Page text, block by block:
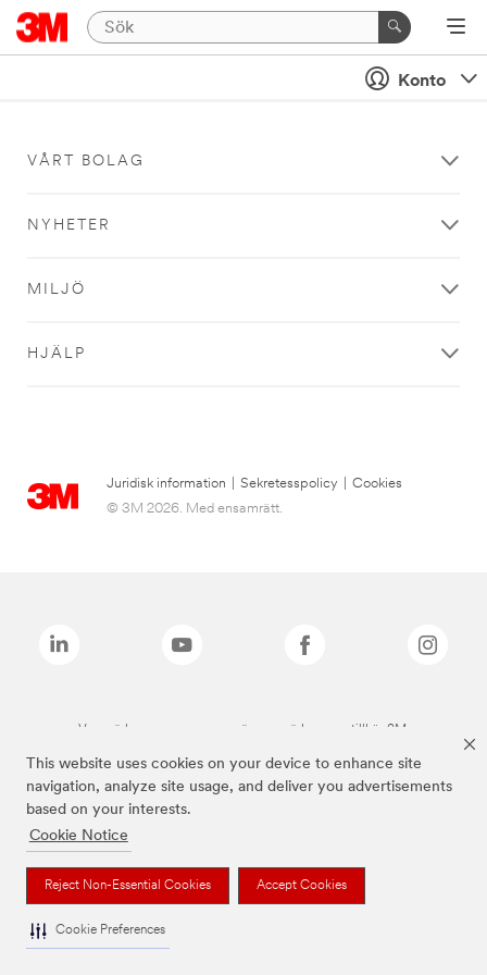
This website uses cookies on your device to enhance site
navigation, analyze site usage, and deliver you advertisements
based on your interests.
Cookie Notice
Reject Non-Essential Cookies Accept Cookies
Cookie Preferences
Konto
VÅRT BOLAG
NYHETER
MILJÖ
HJÄLP
Juridisk information Sekretesspolicy
Cookies
© 3M 2026. Med ensamrätt.
Varumärken som anges ovan är varumärken som tillhör 3M.